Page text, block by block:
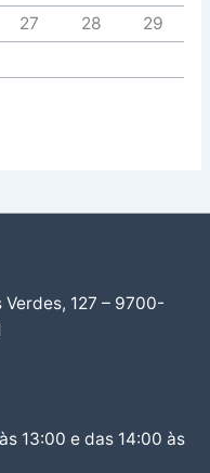
27 28
29
127 – 9700-
13:00 e das 14:00 às